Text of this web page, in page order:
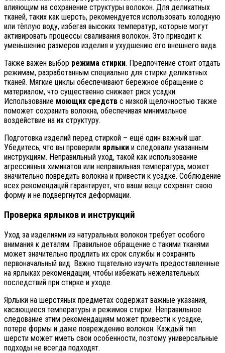
влияющим на сохранение структуры волокон. Для деликатных
тканей, таких как шерсть, рекомендуется использовать холодную
или тёплую воду, избегая высоких температур, которые могут
активировать процессы сваливания волокон. Это приводит к
уменьшению размеров изделия и ухудшению его внешнего вида.
Также важен выбор режима стирки. Предпочтение стоит отдать
режимам, разработанным специально для стирки деликатных
тканей. Мягкие циклы обеспечивают бережное обращение с
материалом, что существенно снижает риск усадки.
Использование моющих средств с низкой щелочностью также
поможет сохранить волокна, обеспечивая минимальное
воздействие на их структуру.
Подготовка изделий перед стиркой – ещё один важный шаг.
Убедитесь, что вы проверили ярлыки и следовали указанным
инструкциям. Неправильный уход, такой как использование
агрессивных химикатов или неправильная температура, может
значительно повредить волокна и привести к усадке. Соблюдение
всех рекомендаций гарантирует, что ваши вещи сохранят свою
форму и не подвергнутся деформации.
Проверка ярлыков и инструкций
Уход за изделиями из натуральных волокон требует особого
внимания к деталям. Правильное обращение с такими тканями
может значительно продлить их срок службы и сохранить
первоначальный вид. Важно тщательно изучить предоставленные
на ярлыках рекомендации, чтобы избежать нежелательных
последствий при стирке и уходе.
Ярлыки на шерстяных предметах содержат важные указания,
касающиеся температуры и режимов стирки. Неправильное
следование этим рекомендациям может привести к усадке,
потере формы и даже повреждению волокон. Каждый тип
шерсти может иметь свои особенности, поэтому универсальные
подходы не всегда подходят.